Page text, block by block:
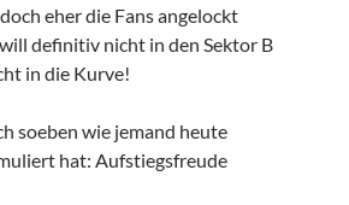
eher die Fans angelockt
definitiv nicht in den Sektor B
in die Kurve!
soeben wie jemand heute
hat: Aufstiegsfreude